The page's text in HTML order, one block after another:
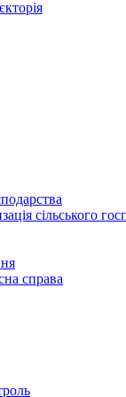
сільського
справа